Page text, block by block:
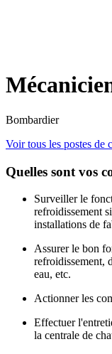
Bombardier
Voir tous les postes de
Quelles sont vos
Surveiller le
refroidissement
installations de
Assurer le bon
refroidissement,
eau, etc.
Actionner les
Effectuer
la centrale de